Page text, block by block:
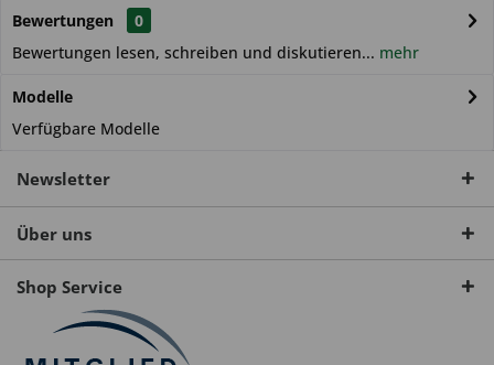
Bewertungen
0
Bewertungen lesen, schreiben und diskutieren... mehr
Modelle
Verfügbare Modelle
Newsletter
Über uns
Shop Service